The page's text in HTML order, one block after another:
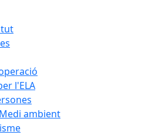
l'ELA
ambient